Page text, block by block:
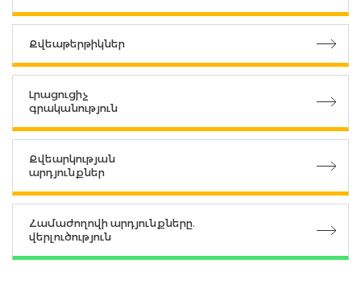
Քվեաթերթիկներ
Լրացուցիչ
գրականություն
Քվեարկության
արդյունքներ
Համաժողովի արդյունքները.
վերլուծություն